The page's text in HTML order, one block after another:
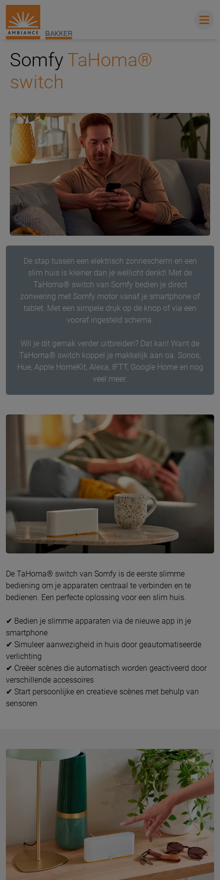
BAKKER
Somfy TaHoma®
switch
De stap tussen een elektrisch zonnescherm en een
slim huis is kleiner dan je wellicht denkt! Met de
TaHoma® switch van Somfy bedien je direct
zonwering met Somfy motor vanaf je smartphone of
tablet. Met een simpele druk op de knop of via een
vooraf ingesteld schema.
Wil je dit gemak verder uitbreiden? Dat kan! Want de
TaHoma® switch koppel je makkelijk aan oa. Sonos,
Hue, Apple HomeKit, Alexa, IFTT, Google Home en nog
veel meer.
De TaHoma® switch van Somfy is de eerste slimme
bediening om je apparaten centraal te verbinden en te
bedienen. Een perfecte oplossing voor een slim huis.
✔ Bedien je slimme apparaten via de nieuwe app in je
smartphone
✔ Simuleer aanwezigheid in huis door geautomatiseerde
verlichting
✔ Creëer scènes die automatisch worden geactiveerd door
verschillende accessoires
✔ Start persoonlijke en creatieve scènes met behulp van
sensoren